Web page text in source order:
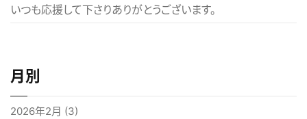
いつも応援して下さりありがとうございます。
月別
2026年2月 (3)